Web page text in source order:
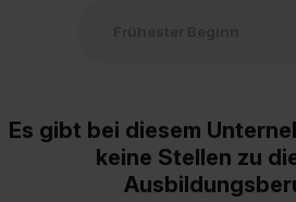
Es gibt bei diesem
keine Stellen zu